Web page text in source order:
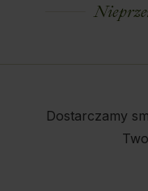
Dostarczamy